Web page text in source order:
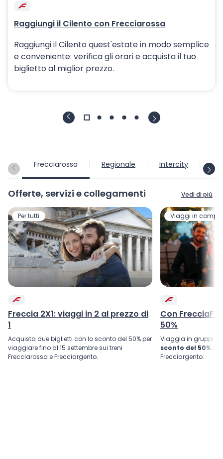
Raggiungi il Cilento con Frecciarossa
Raggiungi il Cilento quest'estate in modo semplice
e conveniente: verifica gli orari e acquista il tuo
biglietto al miglior prezzo.
Frecciarossa Regionale Intercity
Offerte, servizi e collegamenti Vedi di più
Per tutti
Freccia 2X1: viaggi in 2 al prezzo di
1
Acquista due biglietti con lo sconto del 50% per
viaggiare fino al 15 settembre sui treni
Frecciarossa e Frecciargento.
Viaggi in
Con
50%
Viaggia in gruppi
sconto del 50% su
Frecciargento.